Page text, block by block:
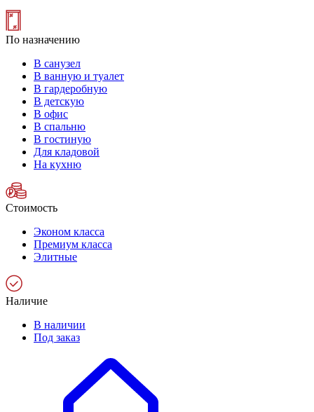
По назначению
В санузел
В ванную и туалет
В гардеробную
В детскую
В офис
В спальню
В гостиную
Для кладовой
На кухню
Стоимость
Эконом класса
Премиум класса
Элитные
Наличие
В наличии
Под заказ